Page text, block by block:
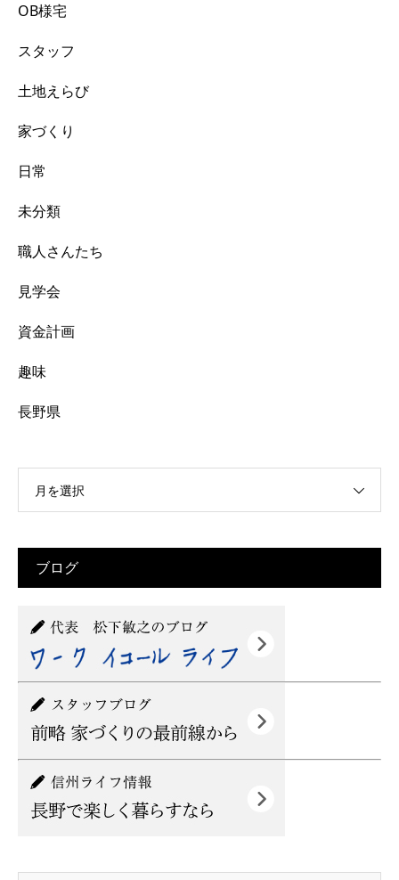
OB様宅
スタッフ
土地えらび
家づくり
日常
未分類
職人さんたち
見学会
資金計画
趣味
長野県
月を選択
ブログ